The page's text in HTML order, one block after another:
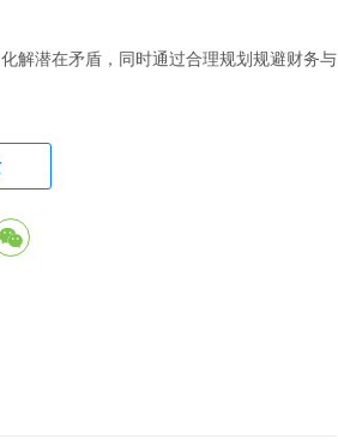
解潜在矛盾，同时通过合理规划规避财务与